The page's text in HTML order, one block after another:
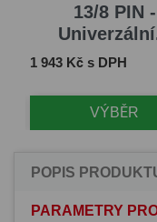
13/8 PIN -
Cena
1 943 Kč s DPH
VÝBĚR
POPIS
PARAMETRY